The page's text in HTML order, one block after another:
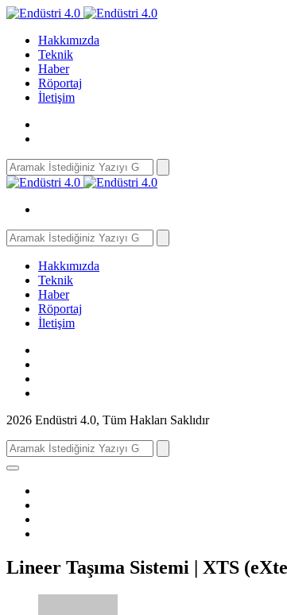
Hakkımızda
Teknik
Haber
Röportaj
İletişim
Search
for:
Search
for:
Hakkımızda
Teknik
Haber
Röportaj
İletişim
2026 Endüstri 4.0, Tüm Hakları Saklıdır
Search
for:
Lineer Taşıma Sistemi | XTS